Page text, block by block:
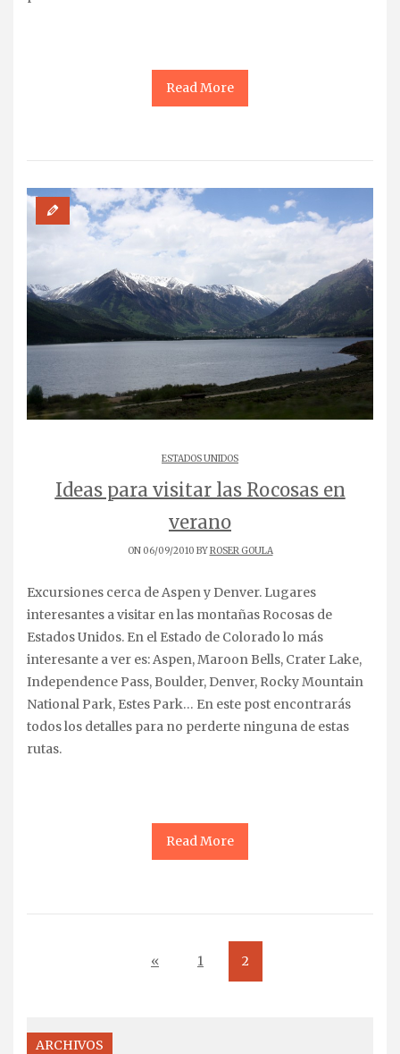
Read More
ESTADOS UNIDOS
Ideas para visitar las Rocosas en
verano
ON 06/09/2010 BYROSER GOULA
Excursiones cerca de Aspen y Denver. Lugares
interesantes a visitar en las montañas Rocosas de
Estados Unidos. En el Estado de Colorado lo más
interesante a ver es: Aspen, Maroon Bells, Crater Lake,
Independence Pass, Boulder, Denver, Rocky Mountain
National Park, Estes Park… En este post encontrarás
todos los detalles para no perderte ninguna de estas
rutas.
Read More
« 1 2
ARCHIVOS